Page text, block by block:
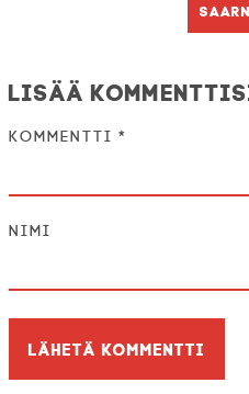
Lisää
Kommentti *
Nimi